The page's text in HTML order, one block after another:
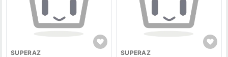
SUPERAZ SUPERAZ